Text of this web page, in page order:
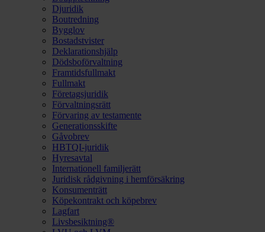
Djuridik
Boutredning
Bygglov
Bostadstvister
Deklarationshjälp
Dödsboförvaltning
Framtidsfullmakt
Fullmakt
Företagsjuridik
Förvaltningsrätt
Förvaring av testamente
Generationsskifte
Gåvobrev
HBTQI-juridik
Hyresavtal
Internationell familjerätt
Juridisk rådgivning i hemförsäkring
Konsumenträtt
Köpekontrakt och köpebrev
Lagfart
Livsbesiktning®